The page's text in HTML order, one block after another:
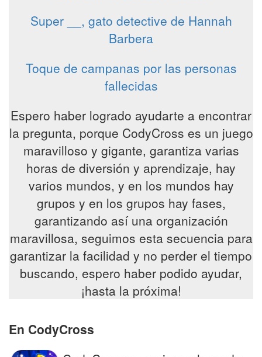
Super __, gato detective de Hannah
Barbera
Toque de campanas por las personas
fallecidas
Espero haber logrado ayudarte a encontrar
la pregunta, porque CodyCross es un juego
maravilloso y gigante, garantiza varias
horas de diversión y aprendizaje, hay
varios mundos, y en los mundos hay
grupos y en los grupos hay fases,
garantizando así una organización
maravillosa, seguimos esta secuencia para
garantizar la facilidad y no perder el tiempo
buscando, espero haber podido ayudar,
¡hasta la próxima!
En CodyCross